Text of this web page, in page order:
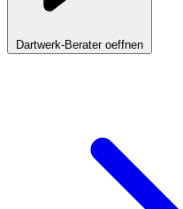
Dartwerk-Berater oeffnen